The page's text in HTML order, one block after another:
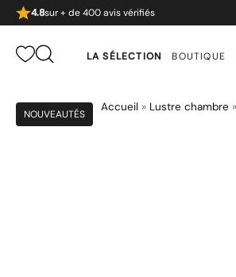
4.8sur + de 400 avis vérifiés
LA SÉLECTION BOUTIQUE
Accueil » Lustre chambre »
NOUVEAUTÉS